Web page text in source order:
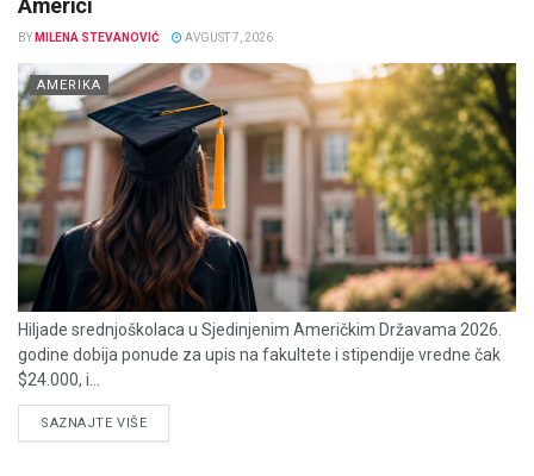
Americi
BY MILENA STEVANOVIĆ AVGUST 7, 2026
AMERIKA
Hiljade srednjoškolaca u Sjedinjenim Američkim Državama 2026.
godine dobija ponude za upis na fakultete i stipendije vredne čak
$24.000, i...
SAZNAJTE VIŠEDETAILS